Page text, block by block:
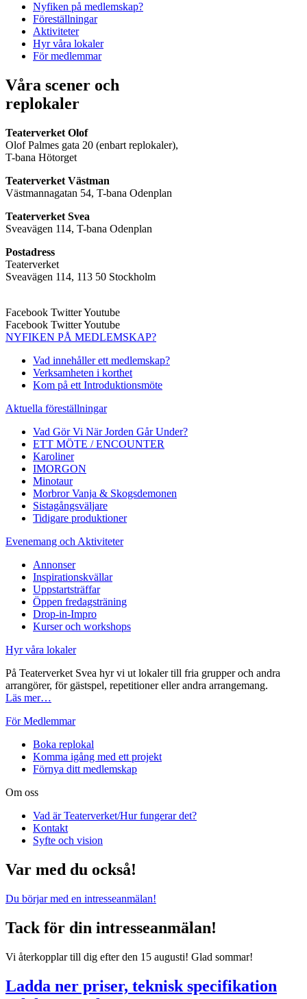
Nyfiken på medlemskap?
Föreställningar
Aktiviteter
Hyr våra lokaler
För medlemmar
Våra scener och
replokaler
Teaterverket Olof
Olof Palmes gata 20 (enbart replokaler),
T-bana Hötorget
Teaterverket Västman
Västmannagatan 54, T-bana Odenplan
Teaterverket Svea
Sveavägen 114, T-bana Odenplan
Postadress
Teaterverket
Sveavägen 114, 113 50 Stockholm
Facebook TwitterYoutube
Facebook TwitterYoutube
NYFIKEN PÅ MEDLEMSKAP?
Vad innehåller ett medlemskap?
Verksamheten i korthet
Kom på ett Introduktionsmöte
Aktuella föreställningar
Vad Gör Vi När Jorden Går Under?
ETT MÖTE / ENCOUNTER
Karoliner
IMORGON
Minotaur
Morbror Vanja & Skogsdemonen
Sistagångsväljare
Tidigare produktioner
Evenemang och Aktiviteter
Annonser
Inspirationskvällar
Uppstartsträffar
Öppen fredagsträning
Drop-in-Impro
Kurser och workshops
Hyr våra lokaler
På Teaterverket Svea hyr vi ut lokaler till fria grupper och andra
arrangörer, för gästspel, repetitioner eller andra arrangemang.
Läs mer…
För Medlemmar
Boka replokal
Komma igång med ett projekt
Förnya ditt medlemskap
Om oss
Vad är Teaterverket/Hur fungerar det?
Kontakt
Syfte och vision
Var med du också!
Du börjar med en intresseanmälan!
Tack för din intresseanmälan!
Vi återkopplar till dig efter den 15 augusti! Glad sommar!
Ladda ner priser, teknisk specifikation